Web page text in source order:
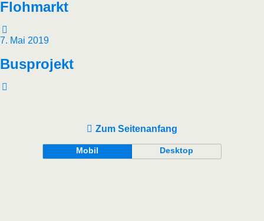
Flohmarkt
7. Mai 2019
Busprojekt
Zum Seitenanfang
Mobil Desktop